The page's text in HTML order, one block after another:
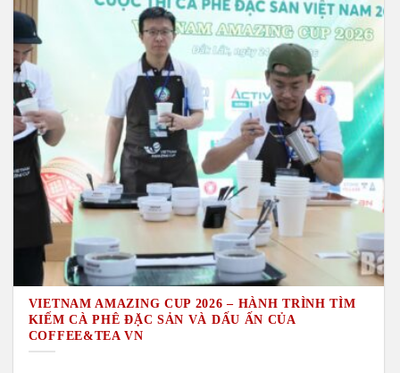
VIETNAM AMAZING CUP 2026 – HÀNH TRÌNH TÌM
KIẾM CÀ PHÊ ĐẶC SẢN VÀ DẤU ẤN CỦA
COFFEE&TEA VN